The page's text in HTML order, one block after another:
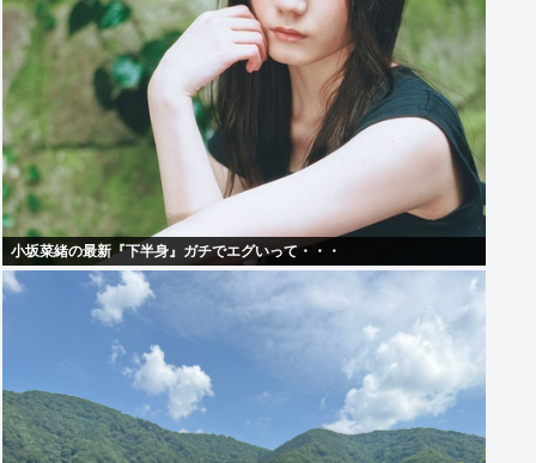
小坂菜緒の最新『下半身』ガチでエグいって・・・